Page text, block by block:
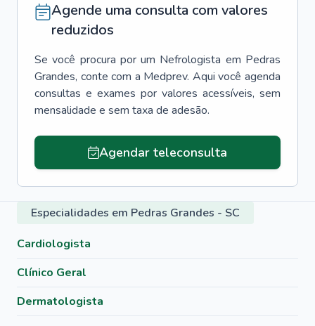
Agende uma consulta com valores
reduzidos
Se você procura por um Nefrologista em Pedras
Grandes, conte com a Medprev. Aqui você agenda
consultas e exames por valores acessíveis, sem
mensalidade e sem taxa de adesão.
Agendar teleconsulta
Especialidades em Pedras Grandes - SC
Cardiologista
Clínico Geral
Dermatologista